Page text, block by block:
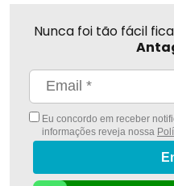
Nunca foi tão fácil
Eu concordo em receber
informações reveja nossa